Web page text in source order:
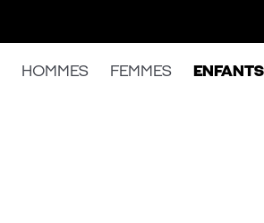
HOMMES FEMMES ENFANTS